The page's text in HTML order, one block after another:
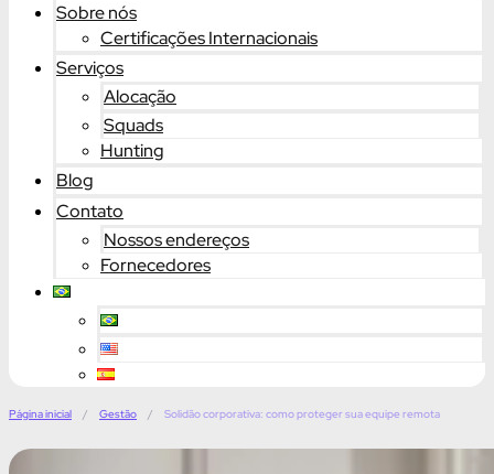
Sobre nós
Certificações Internacionais
Serviços
Alocação
Squads
Hunting
Blog
Contato
Nossos endereços
Fornecedores
Página inicial / Gestão / Solidão corporativa: como proteger sua equipe remota